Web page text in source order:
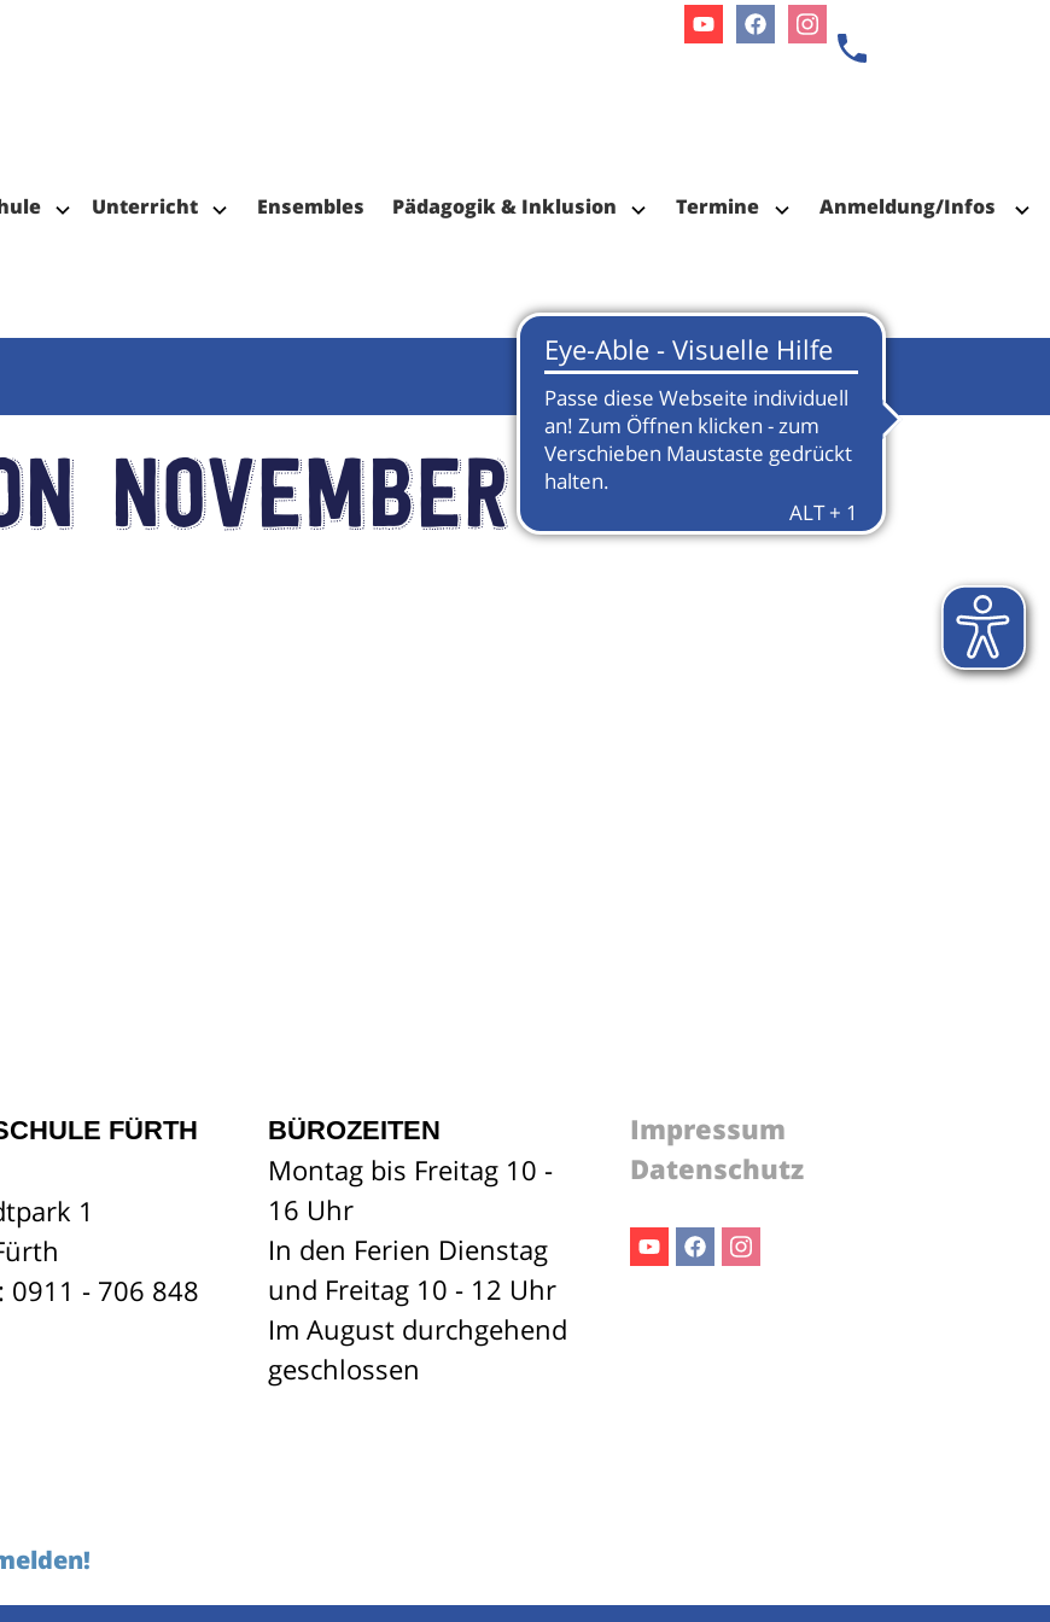
Unterricht Ensembles Pädagogik & Inklusion Termine Anmeldung/Infos
November 2024
FÜRTH
1
0911 - 706 848
BÜROZEITEN
Montag bis Freitag 10 -
16 Uhr
In den Ferien Dienstag
und Freitag 10 - 12 Uhr
Im August durchgehend
geschlossen
Impressum
Datenschutz
Facebook
Instagram